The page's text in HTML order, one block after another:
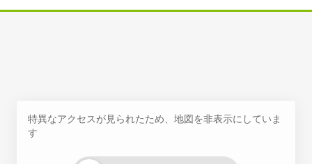
特異なアクセスが見られたため、地図を非表示にしていま
す